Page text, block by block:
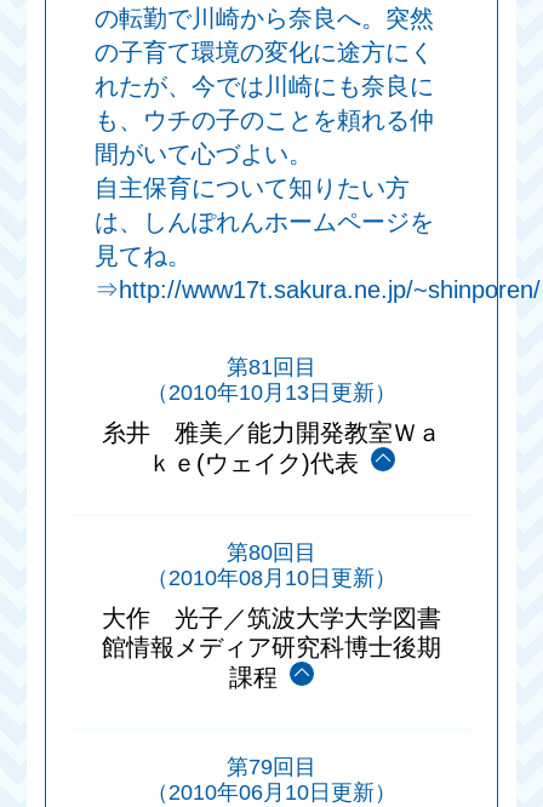
の転勤で川崎から奈良へ。突然
の子育て環境の変化に途方にく
れたが、今では川崎にも奈良に
も、ウチの子のことを頼れる仲
間がいて心づよい。
自主保育について知りたい方
は、しんぽれんホームページを
見てね。
⇒http://www17t.sakura.ne.jp/~shinporen/
第81回目
（2010年10月13日更新）
糸井 雅美／能力開発教室Ｗａ
ｋｅ(ウェイク)代表
第80回目
（2010年08月10日更新）
大作 光子／筑波大学大学図書
館情報メディア研究科博士後期
課程
第79回目
（2010年06月10日更新）